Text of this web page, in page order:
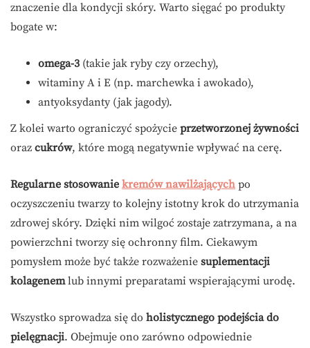
znaczenie dla kondycji skóry. Warto sięgać po produkty
bogate w:
omega-3 (takie jak ryby czy orzechy),
witaminy A i E (np. marchewka i awokado),
antyoksydanty (jak jagody).
Z kolei warto ograniczyć spożycie przetworzonej żywności
oraz cukrów, które mogą negatywnie wpływać na cerę.
Regularne stosowanie kremów nawilżających po
oczyszczeniu twarzy to kolejny istotny krok do utrzymania
zdrowej skóry. Dzięki nim wilgoć zostaje zatrzymana, a na
powierzchni tworzy się ochronny film. Ciekawym
pomysłem może być także rozważenie suplementacji
kolagenemlub innymi preparatami wspierającymi urodę.
Wszystko sprowadza się do holistycznego podejścia do
pielęgnacji. Obejmuje ono zarówno odpowiednie